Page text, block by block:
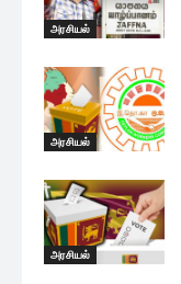
அரசியல்
அரசியல்
அரசியல்